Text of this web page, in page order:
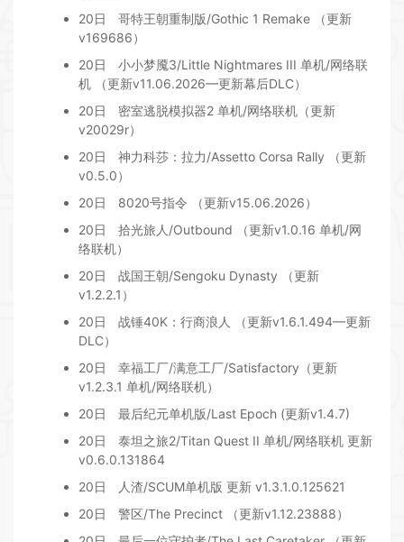
20日
哥特王朝重制版/Gothic 1 Remake （更新
v169686）
20日
小小梦魇3/Little Nightmares III 单机/网络联
机 （更新v11.06.2026—更新幕后DLC）
20日
密室逃脱模拟器2 单机/网络联机（更新
v20029r）
20日
神力科莎：拉力/Assetto Corsa Rally （更新
v0.5.0）
20日
8020号指令 （更新v15.06.2026）
20日
拾光旅人/Outbound （更新v1.0.16 单机/网
络联机）
20日
战国王朝/Sengoku Dynasty （更新
v1.2.2.1）
20日
战锤40K：行商浪人 （更新v1.6.1.494—更新
DLC）
20日
幸福工厂/满意工厂/Satisfactory（更新
v1.2.3.1 单机/网络联机）
20日
最后纪元单机版/Last Epoch (更新v1.4.7)
20日
泰坦之旅2/Titan Quest II 单机/网络联机 更新
v0.6.0.131864
20日
人渣/SCUM单机版 更新 v1.3.1.0.125621
20日
警区/The Precinct （更新v1.12.23888）